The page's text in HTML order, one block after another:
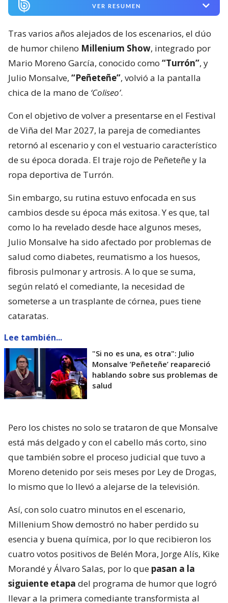
VER RESUMEN
Tras varios años alejados de los escenarios, el dúo
de humor chileno Millenium Show, integrado por
Mario Moreno García, conocido como “Turrón”, y
Julio Monsalve, “Peñeteñe”, volvió a la pantalla
chica de la mano de ‘Coliseo’.
Con el objetivo de volver a presentarse en el Festival
de Viña del Mar 2027, la pareja de comediantes
retornó al escenario y con el vestuario característico
de su época dorada. El traje rojo de Peñeteñe y la
ropa deportiva de Turrón.
Sin embargo, su rutina estuvo enfocada en sus
cambios desde su época más exitosa. Y es que, tal
como lo ha revelado desde hace algunos meses,
Julio Monsalve ha sido afectado por problemas de
salud como diabetes, reumatismo a los huesos,
fibrosis pulmonar y artrosis. A lo que se suma,
según relató el comediante, la necesidad de
someterse a un trasplante de córnea, pues tiene
cataratas.
Lee también...
"Si no es una, es otra": Julio
Monsalve ’Peñeteñe’ reapareció
hablando sobre sus problemas de
salud
Pero los chistes no solo se trataron de que Monsalve
está más delgado y con el cabello más corto, sino
que también sobre el proceso judicial que tuvo a
Moreno detenido por seis meses por Ley de Drogas,
lo mismo que lo llevó a alejarse de la televisión.
Así, con solo cuatro minutos en el escenario,
Millenium Show demostró no haber perdido su
esencia y buena química, por lo que recibieron los
cuatro votos positivos de Belén Mora, Jorge Alís, Kike
Morandé y Álvaro Salas, por lo que pasan a la
siguiente etapa del programa de humor que logró
llevar a la primera comediante transformista al